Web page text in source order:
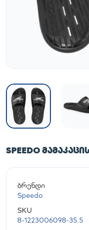
SPEEDO
ბრენდი
Speedo
SKU
8-1223006098-35.5